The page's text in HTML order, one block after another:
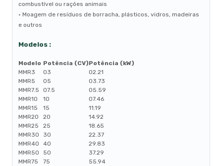
combustível ou rações animais
• Moagem de resíduos de borracha, plásticos, vidros, madeiras
e outros
Modelos :
Modelo Potência (CV)Potência (kW)
MMR3
03
02.21
MMR5
05
03.73
MMR7.5
07.5
05.59
MMR10
10
07.46
MMR15
15
11.19
MMR20
20
14.92
MMR25
25
18.65
MMR30
30
22.37
MMR40
40
29.83
MMR50
50
37.29
MMR75
75
55.94